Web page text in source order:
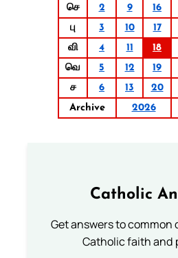
செ
2 9 16
பு
3 10 17
வி
4 11 18
வெ
5 12 19
ச
6 13 20
Archive
2026
Catholic
Get answers to
Catholic faith and